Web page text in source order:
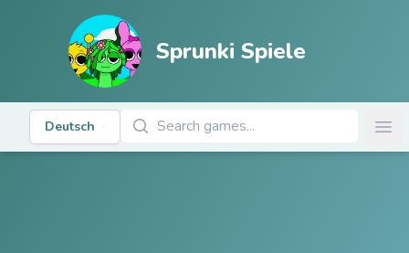
Sprunki Spiele
Deutsch
Spiele suchen